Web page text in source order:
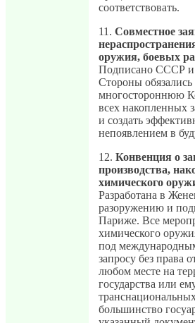
соответствовать.
11. Совместное
оружия, боевых
Подписано СССР
Стороны
многостороннюю
всех накопленных
и создать
непоявлением в
12. Конвенция о
производства,
химического
Разработана в
разоружению и
Париже. Все
химического
под
запросу без права
любом месте на
государства или
большинство